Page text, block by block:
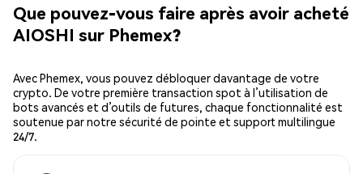
Que pouvez-vous faire après avoir acheté
AIOSHI sur Phemex?
Avec Phemex, vous pouvez débloquer davantage de votre
crypto. De votre première transaction spot à l’utilisation de
bots avancés et d’outils de futures, chaque fonctionnalité est
soutenue par notre sécurité de pointe et support multilingue
24/7.